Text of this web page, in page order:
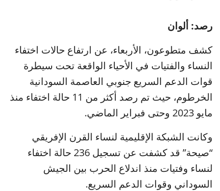
رصد: ألوان
كشف متطوعون، الأربعاء، عن ارتفاع حالات اختفاء
النساء والفتيات في الأحياء الواقعة تحت سيطرة
قوات الدعم السريع جنوبي العاصمة السودانية
الخرطوم، حيث تم رصد أكثر من 11 حالة اختفاء منذ
مايو 2023 وحتى فبراير الماضي.
وكانت الشبكة الإقليمية لنساء القرن الإفريقي
“صيحة” قد كشفت عن تسجيل 236 حالة اختفاء
لنساء وفتيات منذ اندلاع الحرب بين الجيش
السوداني وقوات الدعم السريع.